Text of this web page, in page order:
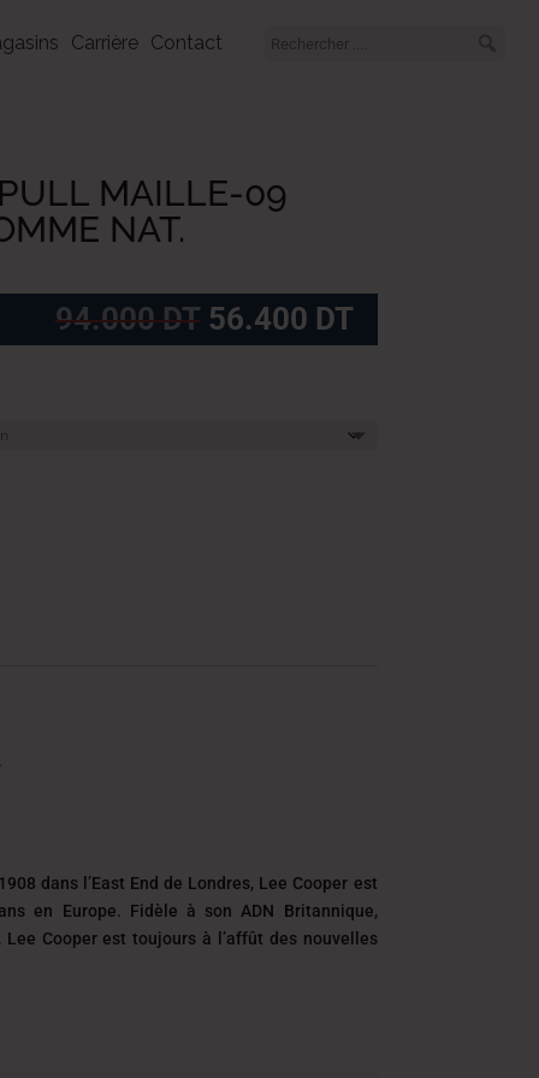
Carrière Contact
MAILLE-09
NAT.
94.000DT Le
prix
56.400 DTLe
prix
56.400
dans l’East End de Londres, Lee Cooper est
en Europe. Fidèle à son ADN Britannique,
Cooper est toujours à l’affût des nouvelles